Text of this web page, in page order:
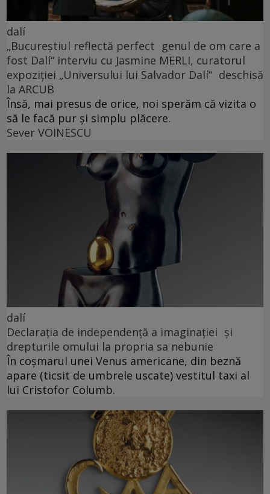
dalí
„Bucureștiul reflectă perfect genul de om care a
fost Dalí“ interviu cu Jasmine MERLI, curatorul
expoziției „Universului lui Salvador Dalí“ deschisă
la ARCUB
Însă, mai presus de orice, noi sperăm că vizita o
să le facă pur și simplu plăcere.
Sever VOINESCU
dalí
Declarația de independență a imaginației și
drepturile omului la propria sa nebunie
În coșmarul unei Venus americane, din beznă
apare (ticsit de umbrele uscate) vestitul taxi al
lui Cristofor Columb.